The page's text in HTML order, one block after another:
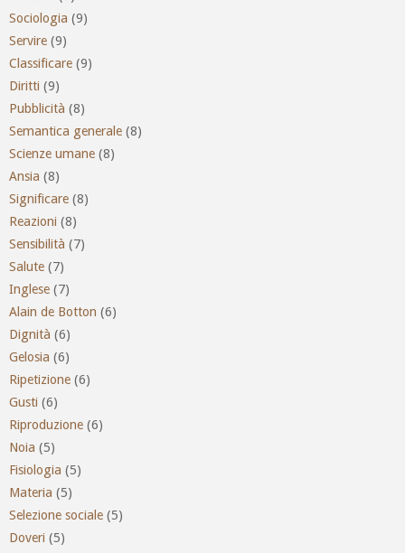
Sociologia (9)
Servire (9)
Classificare (9)
Diritti (9)
Pubblicità (8)
Semantica generale (8)
Scienze umane (8)
Ansia (8)
Significare (8)
Reazioni (8)
Sensibilità (7)
Salute (7)
Inglese (7)
Alain de Botton (6)
Dignità (6)
Gelosia (6)
Ripetizione (6)
Gusti (6)
Riproduzione (6)
Noia (5)
Fisiologia (5)
Materia (5)
Selezione sociale (5)
Doveri (5)